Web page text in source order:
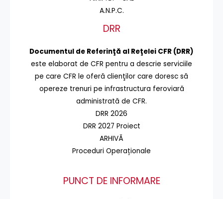
A.N.P.C.
DRR
Documentul de Referinţă al Reţelei CFR (DRR)
este elaborat de CFR pentru a descrie serviciile
pe care CFR le oferă clienţilor care doresc să
opereze trenuri pe infrastructura feroviară
administrată de CFR.
DRR 2026
DRR 2027 Proiect
ARHIVĂ
Proceduri Operaționale
PUNCT DE INFORMARE